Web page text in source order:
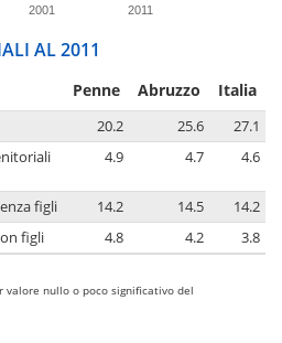
2001 2011
AL 2011
Penne Abruzzo Italia
20.2 25.6
27.1
4.9 4.7 4.6
figli 14.2 14.5
14.2
figli
4.8 4.2 3.8
nullo o poco significativo del